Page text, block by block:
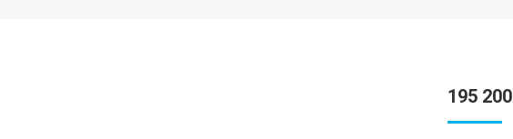
195 200